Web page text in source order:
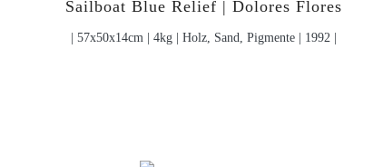
Sailboat Blue Relief | Dolores Flores
| 57x50x14cm | 4kg | Holz, Sand, Pigmente | 1992 |